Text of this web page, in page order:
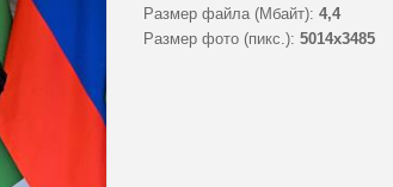
Размер файла (Мбайт): 4,4
Размер фото (пикс.): 5014x3485